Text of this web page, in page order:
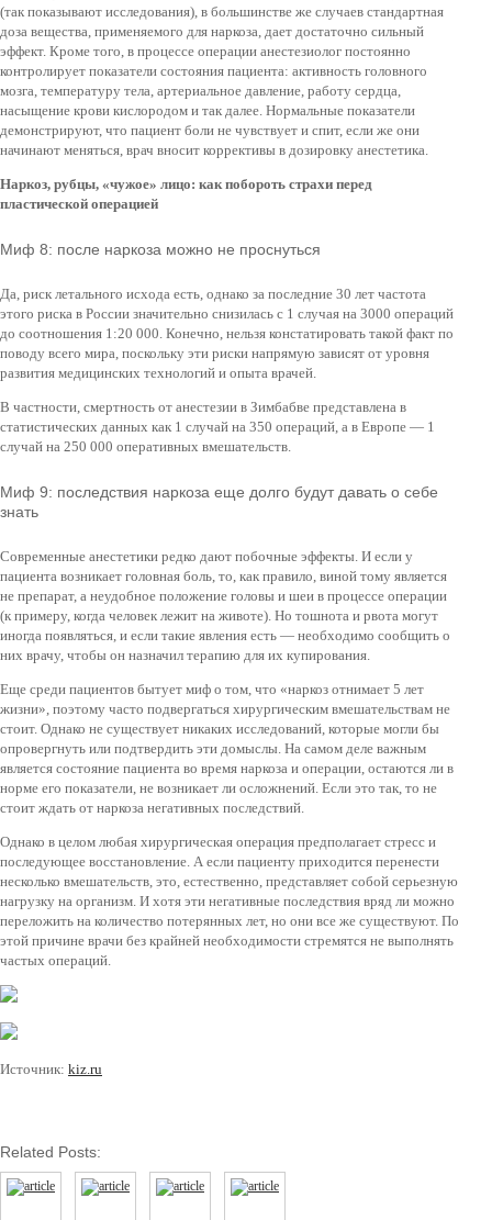
(так показывают исследования), в большинстве же случаев стандартная
доза вещества, применяемого для наркоза, дает достаточно сильный
эффект. Кроме того, в процессе операции анестезиолог постоянно
контролирует показатели состояния пациента: активность головного
мозга, температуру тела, артериальное давление, работу сердца,
насыщение крови кислородом и так далее. Нормальные показатели
демонстрируют, что пациент боли не чувствует и спит, если же они
начинают меняться, врач вносит коррективы в дозировку анестетика.
Наркоз, рубцы, «чужое» лицо: как побороть страхи перед
пластической операцией
Миф 8: после наркоза можно не проснуться
Да, риск летального исхода есть, однако за последние 30 лет частота
этого риска в России значительно снизилась с 1 случая на 3000 операций
до соотношения 1:20 000. Конечно, нельзя констатировать такой факт по
поводу всего мира, поскольку эти риски напрямую зависят от уровня
развития медицинских технологий и опыта врачей.
В частности, смертность от анестезии в Зимбабве представлена в
статистических данных как 1 случай на 350 операций, а в Европе — 1
случай на 250 000 оперативных вмешательств.
Миф 9: последствия наркоза еще долго будут давать о себе
знать
Современные анестетики редко дают побочные эффекты. И если у
пациента возникает головная боль, то, как правило, виной тому является
не препарат, а неудобное положение головы и шеи в процессе операции
(к примеру, когда человек лежит на животе). Но тошнота и рвота могут
иногда появляться, и если такие явления есть — необходимо сообщить о
них врачу, чтобы он назначил терапию для их купирования.
Еще среди пациентов бытует миф о том, что «наркоз отнимает 5 лет
жизни», поэтому часто подвергаться хирургическим вмешательствам не
стоит. Однако не существует никаких исследований, которые могли бы
опровергнуть или подтвердить эти домыслы. На самом деле важным
является состояние пациента во время наркоза и операции, остаются ли в
норме его показатели, не возникает ли осложнений. Если это так, то не
стоит ждать от наркоза негативных последствий.
Однако в целом любая хирургическая операция предполагает стресс и
последующее восстановление. А если пациенту приходится перенести
несколько вмешательств, это, естественно, представляет собой серьезную
нагрузку на организм. И хотя эти негативные последствия вряд ли можно
переложить на количество потерянных лет, но они все же существуют. По
этой причине врачи без крайней необходимости стремятся не выполнять
частых операций.
Источник: kiz.ru
Related Posts: